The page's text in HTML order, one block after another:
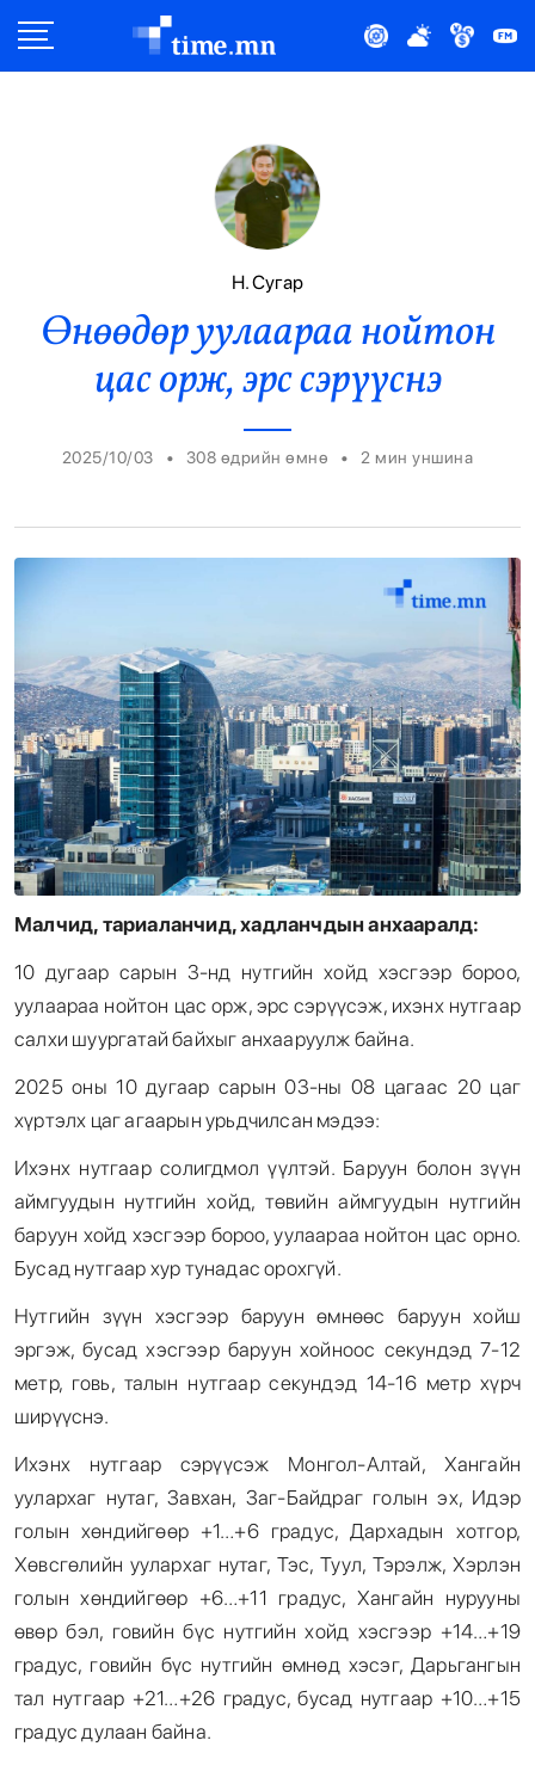
Эдийн Засаг
Нийтлэлчийн Булан
Эрүүл Мэнд
Орон Нутаг
Спорт
Энтертайнмент
Эрэн Сурвалжилга
Н. Сугар
Өнөөдөр уулаараа нойтон
цас орж, эрс сэрүүснэ
2025/10/03 • 308 өдрийн өмнө • 2 мин уншина
Малчид, тариаланчид, хадланчдын анхааралд:
10 дугаар сарын 3-нд нутгийн хойд хэсгээр бороо,
уулаараа нойтон цас орж, эрс сэрүүсэж, ихэнх нутгаар
салхи шуургатай байхыг анхааруулж байна.
2025 оны 10 дугаар сарын 03-ны 08 цагаас 20 цаг
хүртэлх цаг агаарын урьдчилсан мэдээ:
Ихэнх нутгаар солигдмол үүлтэй. Баруун болон зүүн
аймгуудын нутгийн хойд, төвийн аймгуудын нутгийн
баруун хойд хэсгээр бороо, уулаараа нойтон цас орно.
Бусад нутгаар хур тунадас орохгүй.
Нутгийн зүүн хэсгээр баруун өмнөөс баруун хойш
эргэж, бусад хэсгээр баруун хойноос секундэд 7-12
метр, говь, талын нутгаар секундэд 14-16 метр хүрч
ширүүснэ.
Ихэнх нутгаар сэрүүсэж Монгол-Алтай, Хангайн
уулархаг нутаг, Завхан, Заг-Байдраг голын эх, Идэр
голын хөндийгөөр +1…+6 градус, Дархадын хотгор,
Хөвсгөлийн уулархаг нутаг, Тэс, Туул, Тэрэлж, Хэрлэн
голын хөндийгөөр +6…+11 градус, Хангайн нурууны
өвөр бэл, говийн бүс нутгийн хойд хэсгээр +14…+19
градус, говийн бүс нутгийн өмнөд хэсэг, Дарьгангын
тал нутгаар +21…+26 градус, бусад нутгаар +10…+15
градус дулаан байна.